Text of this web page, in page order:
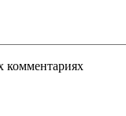
комментариях